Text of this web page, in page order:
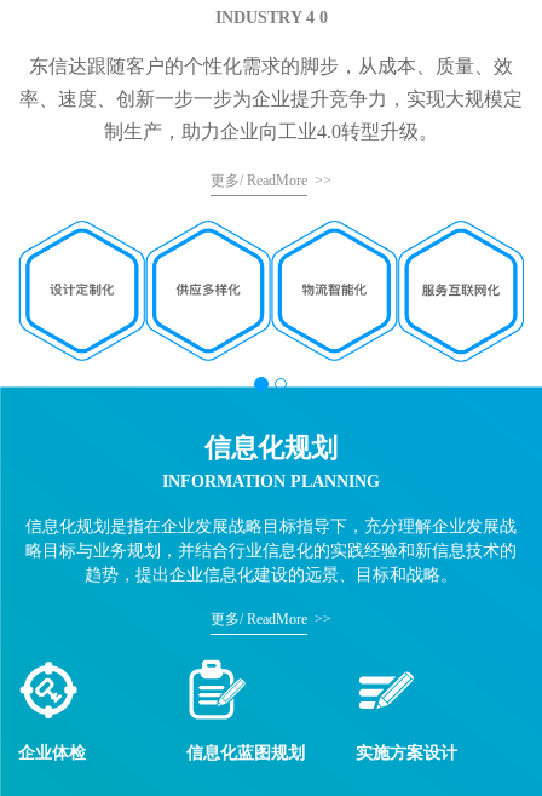
INDUSTRY 4 0
东信达跟随客户的个性化需求的脚步，从成本、质量、效
率、速度、创新一步一步为企业提升竞争力，实现大规模定
制生产，助力企业向工业4.0转型升级。
更多/ ReadMore >>
信息化规划
INFORMATION PLANNING
信息化规划是指在企业发展战略目标指导下，充分理解企业发展战
略目标与业务规划，并结合行业信息化的实践经验和新信息技术的
趋势，提出企业信息化建设的远景、目标和战略。
更多/ ReadMore >>
企业体检 信息化蓝图规划 实施方案设计